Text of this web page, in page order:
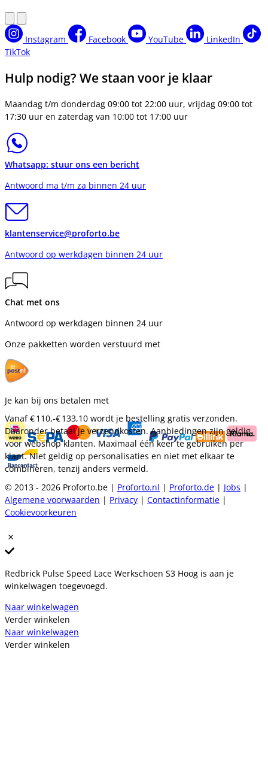
Instagram Facebook YouTube
LinkedIn
TikTok
Hulp nodig? We staan voor je klaar
Maandag t/m donderdag 09:00 tot 22:00 uur, vrijdag 09:00 tot
17:30 uur en zaterdag van 10:00 tot 17:00 uur
Whatsapp: stuur ons een bericht
Antwoord ma t/m za binnen 24 uur
klantenservice@proforto.be
Antwoord op werkdagen binnen 24 uur
Chat met ons
Antwoord op werkdagen binnen 24 uur
Onze pakketten worden verstuurd met
Je kan bij ons betalen met
Vanaf€ 110,-€ 133,10 wordt je bestelling gratis verzonden.
Daaronder betaal je verzendkosten. Aanbiedingen zijn geldig
voor webshop klanten. Maximaal één keer te gebruiken per
klant. Niet geldig op personalisaties en niet met elkaar te
combineren, tenzij anders vermeld.
© 2013 - 2026 Proforto.be | Proforto.nl | Proforto.de | Jobs |
Algemene voorwaarden | Privacy | Contactinformatie |
Cookievoorkeuren
Redbrick Pulse Speed Lace Werkschoen S3 Hoog is aan je
winkelwagen toegevoegd.
Naar winkelwagen
Verder winkelen
Naar winkelwagen
Verder winkelen